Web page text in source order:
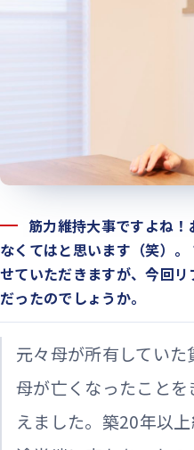
筋力維持大事ですよね
なくてはと思います（笑）
せていただきますが、今回
だったのでしょうか。
元々母が所有していた
母が亡くなったこと
えました。築20年以